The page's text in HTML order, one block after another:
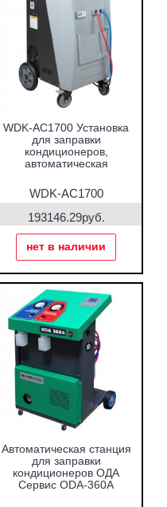
WDK-AC1700 Установка
для заправки
кондиционеров,
автоматическая
WDK-AC1700
193146.29руб.
нет в наличии
Автоматическая станция
для заправки
кондиционеров ОДА
Сервис ODA-360A